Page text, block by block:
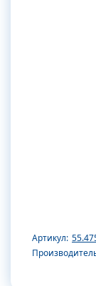
Артикул: